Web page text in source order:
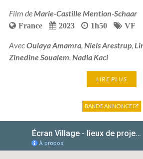
Film de Marie-Castille Mention-Schaar
France 2023 1h50 VF
AvecOulaya Amamra, Niels Arestrup,
Zinedine Soualem Nadia Kaci
LIRE PLUS
BANDE ANNONCE